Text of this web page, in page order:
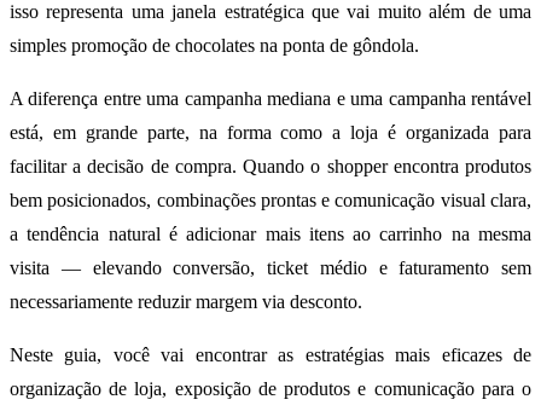
isso representa uma janela estratégica que vai muito além de uma
simples promoção de chocolates na ponta de gôndola.
A diferença entre uma campanha mediana e uma campanha rentável
está, em grande parte, na forma como a loja é organizada para
facilitar a decisão de compra. Quando o shopper encontra produtos
bem posicionados, combinações prontas e comunicação visual clara,
a tendência natural é adicionar mais itens ao carrinho na mesma
visita — elevando conversão, ticket médio e faturamento sem
necessariamente reduzir margem via desconto.
Neste guia, você vai encontrar as estratégias mais eficazes de
organização de loja, exposição de produtos e comunicação para o